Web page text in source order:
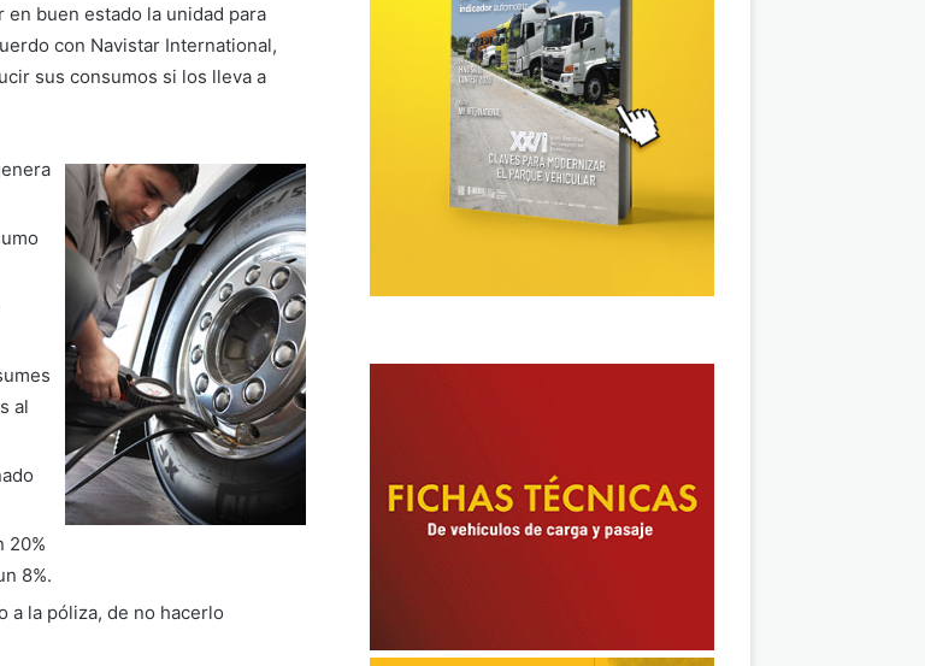
en buen estado la unidad para
con Navistar International,
sus consumos si los lleva a
al
20%
8%.
a la póliza, de no hacerlo